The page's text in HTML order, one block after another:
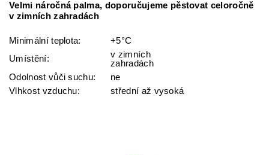
Velmi náročná palma, doporučujeme pěstovat celoročně
v zimních zahradách
Minimální teplota:
+5°C
Umístění:
v zimních
zahradách
Odolnost vůči suchu:
ne
Vlhkost vzduchu:
střední až vysoká